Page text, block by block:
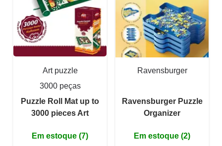
Art puzzle
3000 peças
Puzzle Roll Mat up to
3000 pieces Art
Em estoque (7)
Ravensburger
Ravensburger Puzzle
Organizer
Em estoque (2)